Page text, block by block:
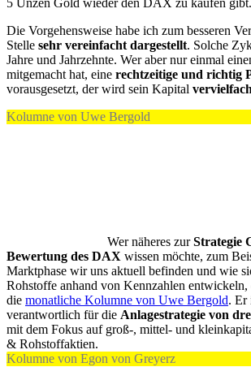
5 Unzen Gold wieder den DAX zu kaufen gibt.
Die Vorgehensweise habe ich zum besseren
Stelle sehr vereinfacht dargestellt. Solche
Jahre und Jahrzehnte. Wer aber nur einmal
mitgemacht hat, eine rechtzeitige und richtig
vorausgesetzt, der wird sein Kapital
Kolumne von Uwe Bergold
Wer näheres zurStrategie
Bewertung des DAX wissen möchte, zum
Marktphase wir uns aktuell befinden und wie
Rohstoffe anhand von Kennzahlen entwickeln,
die monatliche Kolumne von Uwe Bergold. Er
verantwortlich für die Anlagestrategie von
mit dem Fokus auf groß-, mittel- und
& Rohstoffaktien.
Kolumne von Egon von Greyerz